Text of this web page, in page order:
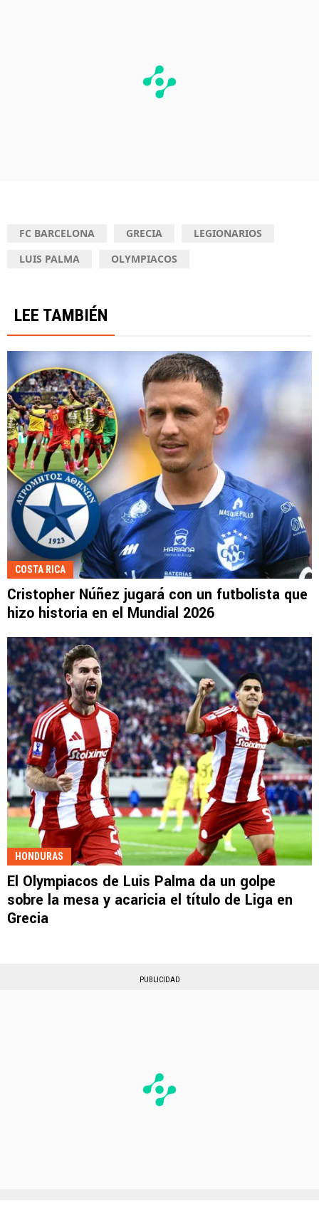
FC BARCELONA GRECIA
LEGIONARIOS
LUIS PALMA
OLYMPIACOS
LEE TAMBIÉN
COSTA RICA
Cristopher Núñez jugará con un futbolista que
hizo historia en el Mundial 2026
HONDURAS
El Olympiacos de Luis Palma da un golpe
sobre la mesa y acaricia el título de Liga en
Grecia
PUBLICIDAD